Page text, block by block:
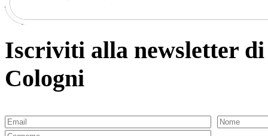
Iscriviti alla newsletter di
Cologni